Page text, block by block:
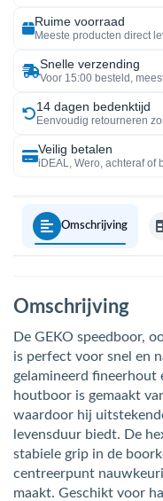
Ruime voorraad
Meeste producten direct
Snelle verzending
Voor 15:00 besteld,
14 dagen bedenktijd
Eenvoudig retourneren
Veilig betalen
iDEAL, Wero, achteraf of
Omschrijving
Omschrijving
De GEKO speedboor,
is perfect voor snel en
gelamineerd fineerhout
houtboor is gemaakt
waardoor hij
levensduur biedt. De
stabiele grip in de
centreerpunt
maakt. Geschikt voor